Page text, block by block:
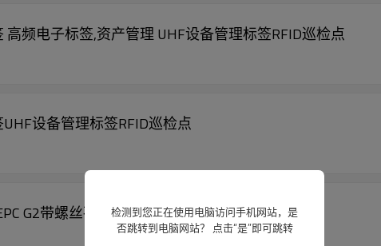
高频电子标签,资产管理 UHF设备管理标签RFID巡检点
设备管理标签RFID巡检点
G2带螺丝孔抗金属标签检测到您正在使用电脑访问手机网站，是
否跳转到电脑网站？ 点击“是”即可跳转